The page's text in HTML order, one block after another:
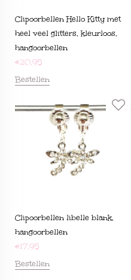
Clipoorbellen Hello Kitty met
heel veel glitters, kleurloos,
hangoorbellen
€20,95
Bestellen
Clipoorbellen libelle blank,
hangoorbellen
€17,95
Bestellen